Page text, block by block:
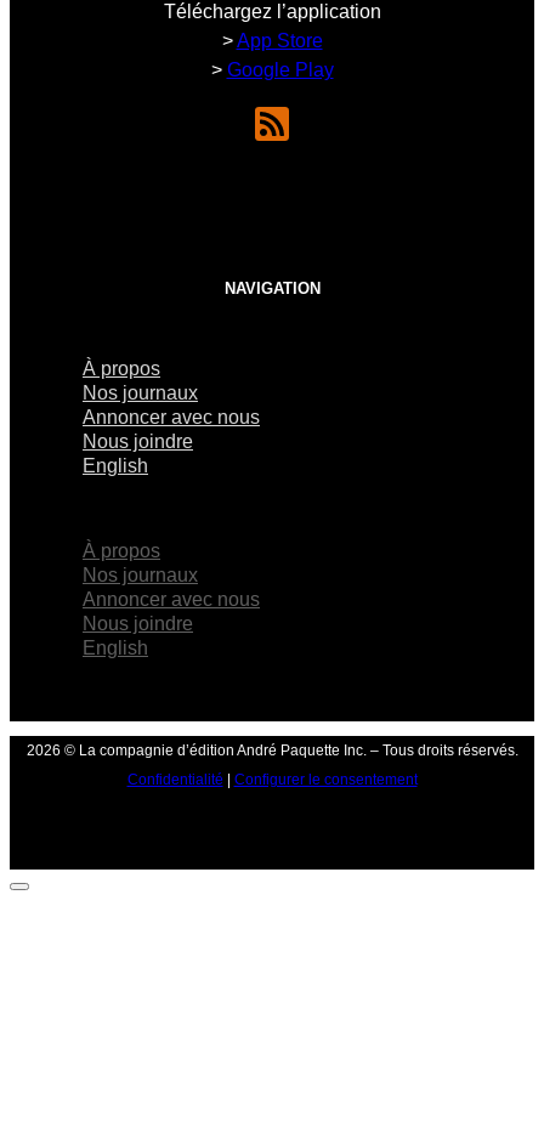
Téléchargez l’application
>App Store
> Google Play
NAVIGATION
À propos
Nos journaux
Annoncer avec nous
Nous joindre
English
À propos
Nos journaux
Annoncer avec nous
Nous joindre
English
2026 © La compagnie d’édition André Paquette Inc. – Tous droits réservés.
Confidentialité | Configurer le consentement